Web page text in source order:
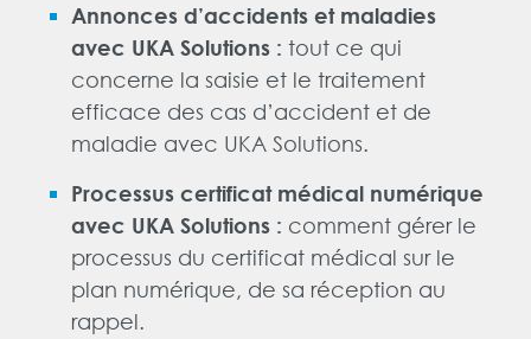
Annonces d’accidents et maladies
avec UKA Solutions : tout ce qui
concerne la saisie et le traitement
efficace des cas d’accident et de
maladie avec UKA Solutions.
Processus certificat médical numérique
avec UKA Solutions : comment gérer le
processus du certificat médical sur le
plan numérique, de sa réception au
rappel.